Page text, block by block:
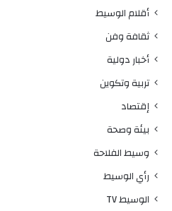
أقلام الوسيط
ثقافة وفن
أخبار دولية
تربية وتكوين
إقتصاد
بيئة وصحة
وسيط الفلاحة
رأي الوسيط
الوسيط TV